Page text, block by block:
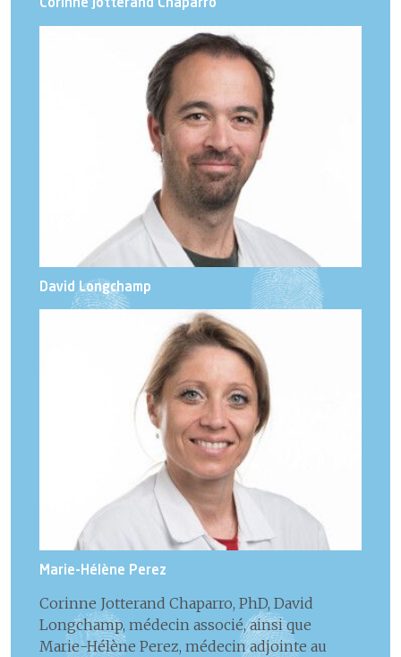
Corinne Jotterand Chaparro
David Longchamp
Marie-Hélène Perez
Corinne Jotterand Chaparro, PhD, David
Longchamp, médecin associé, ainsi que
Marie-Hélène Perez, médecin adjointe au